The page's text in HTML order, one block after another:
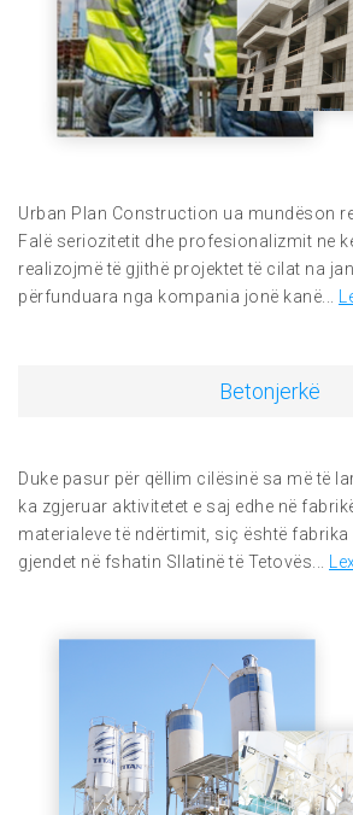
Urban Plan Construction ua mundëson
Falë seriozitetit dhe profesionalizmit ne
realizojmë të gjithë projektet të cilat na
përfunduara nga kompania jonë kanë...
Betonjerkë
Duke pasur për qëllim cilësinë sa më të
ka zgjeruar aktivitetet e saj edhe në
materialeve të ndërtimit, siç është fabrika
gjendet në fshatin Sllatinë të Tetovës...